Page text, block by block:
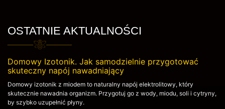
OSTATNIE AKTUALNOŚCI
Domowy Izotonik. Jak samodzielnie przygotować
skuteczny napój nawadniający
Domowy izotonik z miodem to naturalny napój elektrolitowy, który
skutecznie nawadnia organizm. Przygotuj go z wody, miodu, soli i cytryny,
by szybko uzupełnić płyny.